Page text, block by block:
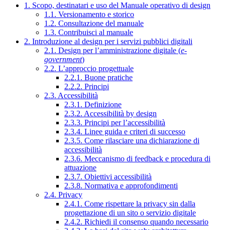
1. Scopo, destinatari e uso del Manuale operativo di design
1.1. Versionamento e storico
1.2. Consultazione del manuale
1.3. Contribuisci al manuale
2. Introduzione al design per i servizi pubblici digitali
2.1. Design per l’amministrazione digitale (e-
government)
2.2. L’approccio progettuale
2.2.1. Buone pratiche
2.2.2. Principi
2.3. Accessibilità
2.3.1. Definizione
2.3.2. Accessibilità by design
2.3.3. Principi per l’accessibilità
2.3.4. Linee guida e criteri di successo
2.3.5. Come rilasciare una dichiarazione di
accessibilità
2.3.6. Meccanismo di feedback e procedura di
attuazione
2.3.7. Obiettivi accessibilità
2.3.8. Normativa e approfondimenti
2.4. Privacy
2.4.1. Come rispettare la privacy sin dalla
progettazione di un sito o servizio digitale
2.4.2. Richiedi il consenso quando necessario